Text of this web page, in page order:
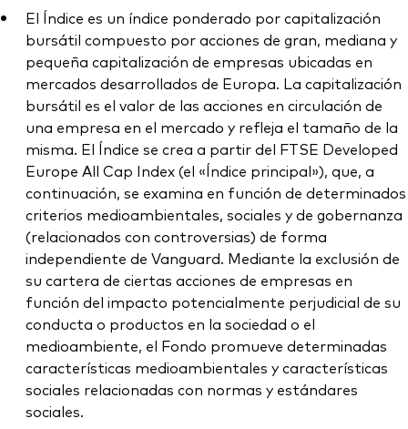
El Índice es un índice ponderado por capitalización
bursátil compuesto por acciones de gran, mediana y
pequeña capitalización de empresas ubicadas en
mercados desarrollados de Europa. La capitalización
bursátil es el valor de las acciones en circulación de
una empresa en el mercado y refleja el tamaño de la
misma. El Índice se crea a partir del FTSE Developed
Europe All Cap Index (el «Índice principal»), que, a
continuación, se examina en función de determinados
criterios medioambientales, sociales y de gobernanza
(relacionados con controversias) de forma
independiente de Vanguard. Mediante la exclusión de
su cartera de ciertas acciones de empresas en
función del impacto potencialmente perjudicial de su
conducta o productos en la sociedad o el
medioambiente, el Fondo promueve determinadas
características medioambientales y características
sociales relacionadas con normas y estándares
sociales.